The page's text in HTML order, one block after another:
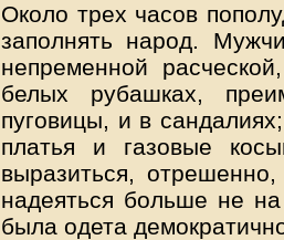
Около трех часов
заполнять народ.
непременной
белых рубашках,
пуговицы, и в
платья и газовые
выразиться,
надеяться больше не
была одета